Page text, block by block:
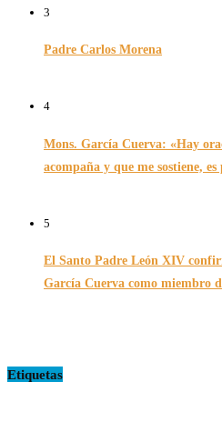
3
Padre Carlos Morena
4
Mons. García Cuerva: «Hay
acompaña y que me sostiene,
5
El Santo Padre León XIV
García Cuerva como miembro
Etiquetas